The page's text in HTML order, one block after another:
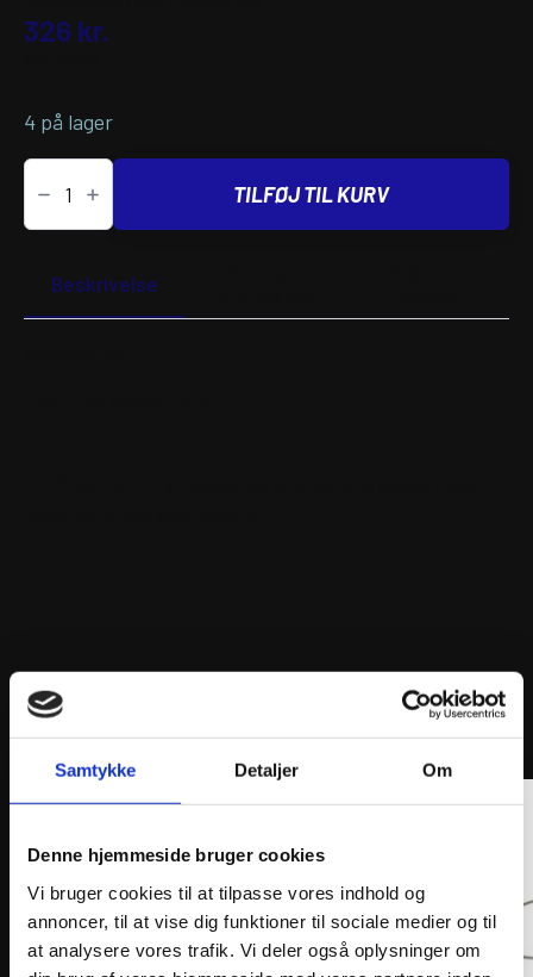
Samtykke Detaljer Om
Denne hjemmeside bruger cookies
Vi bruger cookies til at tilpasse vores indhold og
annoncer, til at vise dig funktioner til sociale medier og til
at analysere vores trafik. Vi deler også oplysninger om
326 kr.
4 på lager
PROX
GASKET
KIT
TOP
TILFØJ TIL KURV
Beskrivelse
ANDRE INTERESSANTE VARER